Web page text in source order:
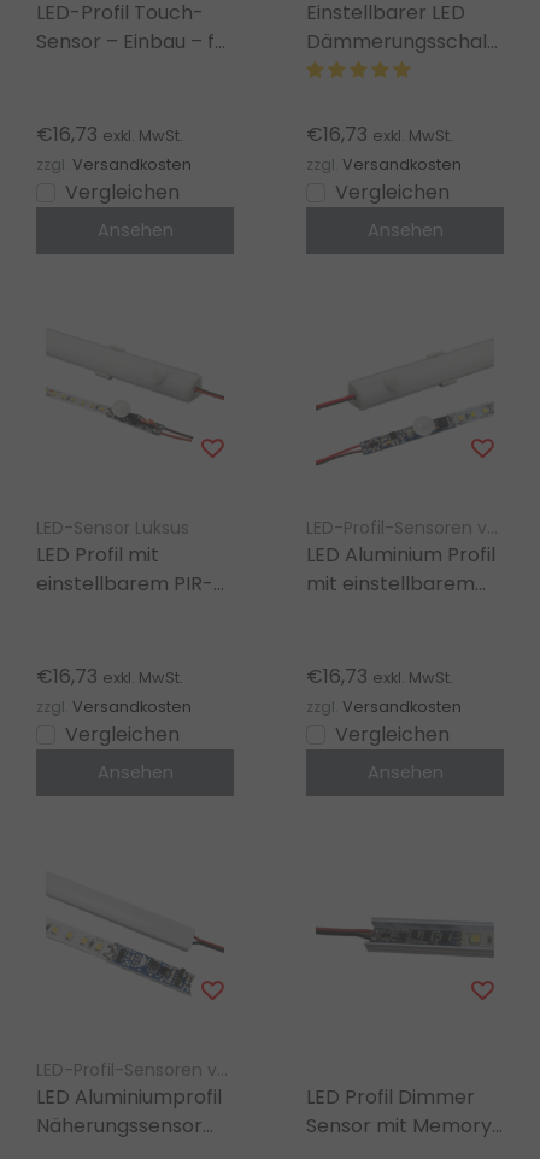
LED-Profil Touch-
Sensor – Einbau – für
€16,73 exkl. MwSt.
zzgl. Versandkosten
Vergleichen
Ansehen
Einstellbarer LED
Dämmerungsschalter
& PIR Sensor
SLSS002
€16,73 exkl. MwSt.
zzgl. Versandkosten
Vergleichen
Ansehen
LED-Sensor Luksus
LED Profil mit
einstellbarem PIR-
€16,73 exkl. MwSt.
zzgl. Versandkosten
Vergleichen
Ansehen
LED-Profil-Sensoren von Luksus
LED Aluminium Profil
mit einstellbarem
€16,73 exkl. MwSt.
zzgl. Versandkosten
Vergleichen
Ansehen
LED-Profil-Sensoren von Luksus
LED Aluminiumprofil
Näherungssensor
LED Profil Dimmer
Sensor mit Memory-